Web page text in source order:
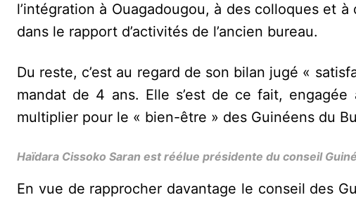
l’intégration à Ouagadougou, à des colloques et
dans le rapport d’activités de l’ancien bureau.
Du reste, c’est au regard de son bilan jugé «
mandat de 4 ans. Elle s’est de ce fait,
multiplier pour le « bien-être » des Guinéens du
Haïdara Cissoko Saran est réélue présidente du conseil
En vue de rapprocher davantage le conseil des